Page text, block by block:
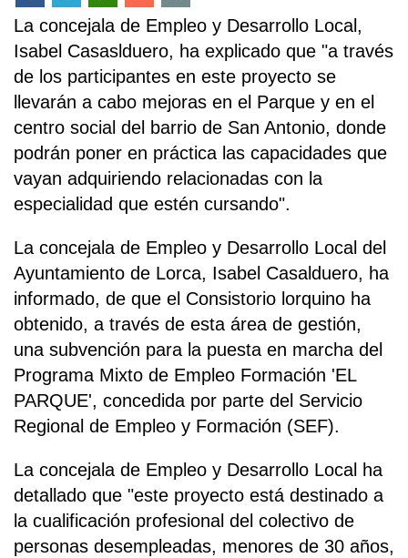
La concejala de Empleo y Desarrollo Local,
Isabel Casaslduero, ha explicado que "a través
de los participantes en este proyecto se
llevarán a cabo mejoras en el Parque y en el
centro social del barrio de San Antonio, donde
podrán poner en práctica las capacidades que
vayan adquiriendo relacionadas con la
especialidad que estén cursando".
La concejala de Empleo y Desarrollo Local del
Ayuntamiento de Lorca, Isabel Casalduero, ha
informado, de que el Consistorio lorquino ha
obtenido, a través de esta área de gestión,
una subvención para la puesta en marcha del
Programa Mixto de Empleo Formación 'EL
PARQUE', concedida por parte del Servicio
Regional de Empleo y Formación (SEF).
La concejala de Empleo y Desarrollo Local ha
detallado que "este proyecto está destinado a
la cualificación profesional del colectivo de
personas desempleadas, menores de 30 años,